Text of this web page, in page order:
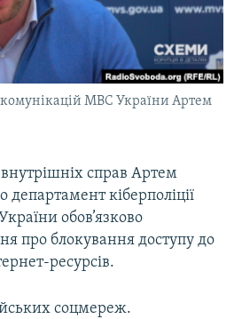
МВС України Артем
справ Артем
кіберполіції
обов’язково
про блокування доступу до
ресурсів.
соцмереж.